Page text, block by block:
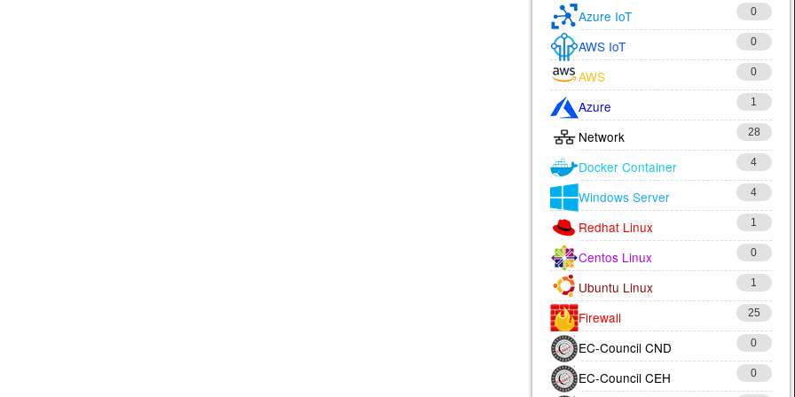
Azure IoT 0
AWS IoT 0
AWS 0
Azure 1
Network 28
Docker Container 4
Windows Server 4
Redhat Linux 1
Centos Linux 0
Ubuntu Linux 1
Firewall 25
EC-Council CND 0
EC-Council CEH 0